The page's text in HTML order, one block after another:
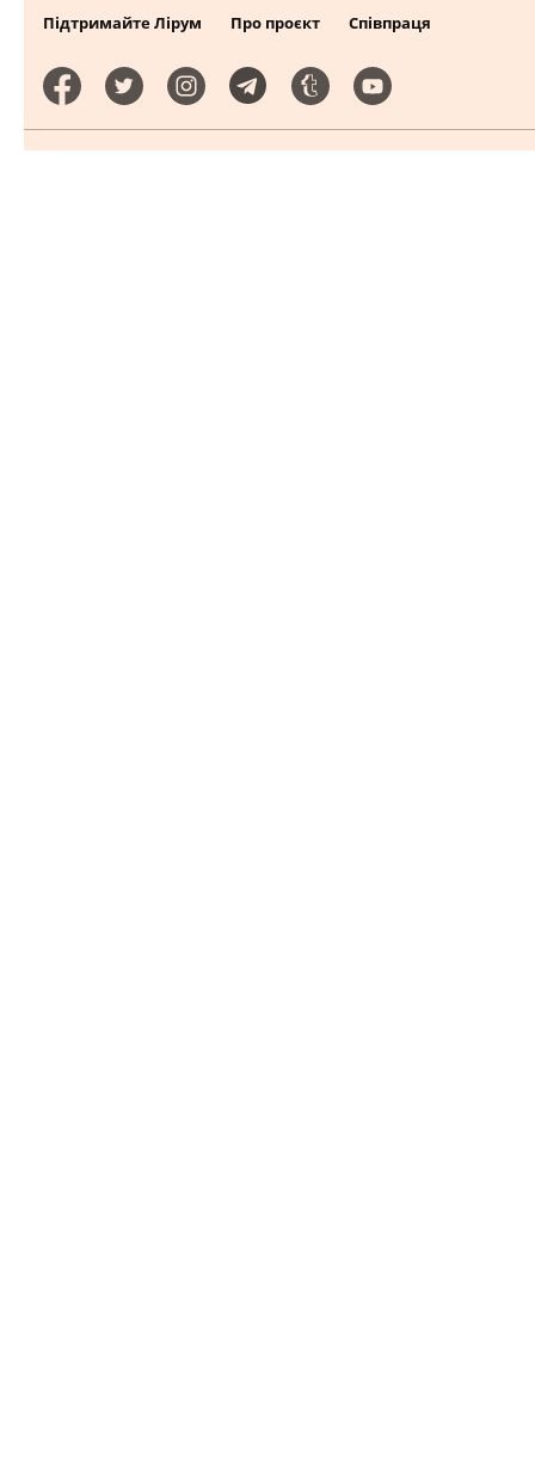
Підтримайте Лірум Про проєкт Співпраця